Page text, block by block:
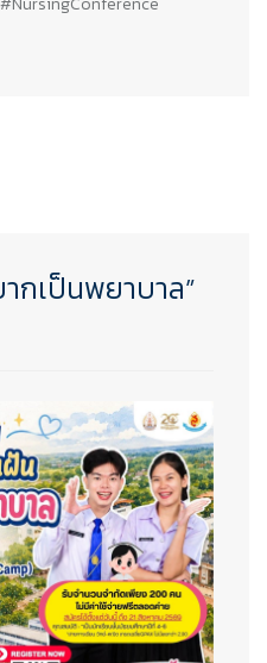
กเป็นพยาบาล”